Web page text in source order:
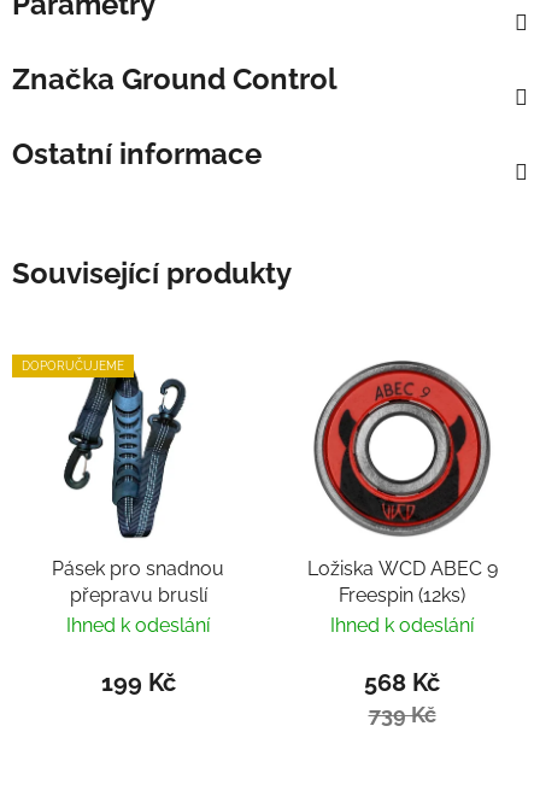
Značka Ground Control
Ostatní informace
Související produkty
DOPORUČUJEME
Pásek pro snadnou
přepravu bruslí
Ihned k odeslání
199 Kč
Ložiska WCD ABEC 9
Freespin (12ks)
Ihned k odeslání
568 Kč
739 Kč